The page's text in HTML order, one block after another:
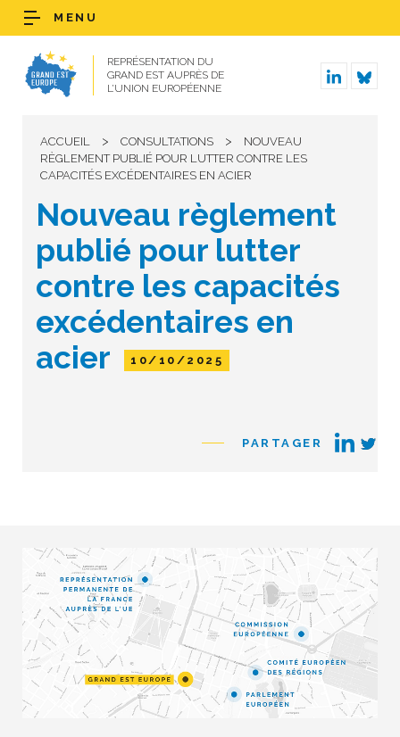
REPRÉSENTATION DU
GRAND EST AUPRÈS DE
L’UNION EUROPÉENNE
MENU
ACCUEIL > CONSULTATIONS >
NOUVEAU
RÈGLEMENT PUBLIÉ POUR LUTTER CONTRE LES
CAPACITÉS EXCÉDENTAIRES EN ACIER
Nouveau règlement
publié pour lutter
contre les capacités
excédentaires en
acier
10/10/2025
PARTAGER